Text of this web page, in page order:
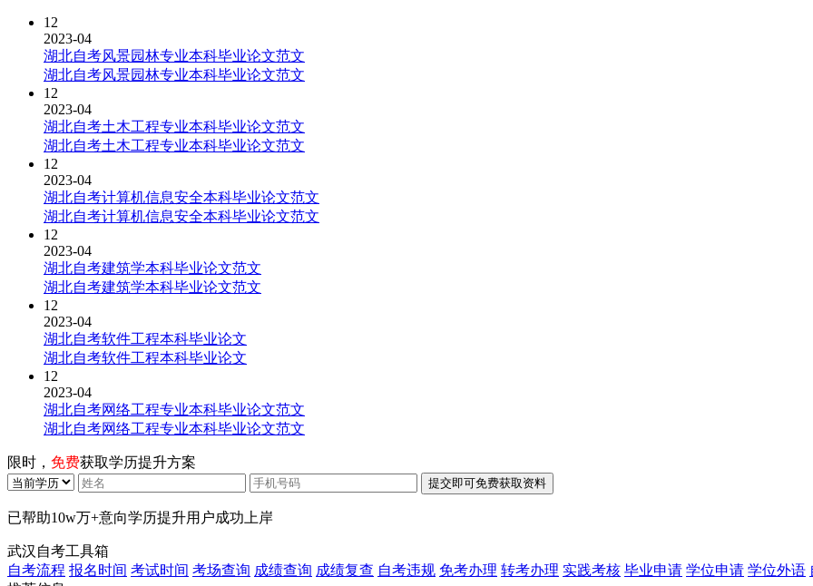
12
2023-04
湖北自考风景园林专业本科毕业论文范文
湖北自考风景园林专业本科毕业论文范文
12
2023-04
湖北自考土木工程专业本科毕业论文范文
湖北自考土木工程专业本科毕业论文范文
12
2023-04
湖北自考计算机信息安全本科毕业论文范文
湖北自考计算机信息安全本科毕业论文范文
12
2023-04
湖北自考建筑学本科毕业论文范文
湖北自考建筑学本科毕业论文范文
12
2023-04
湖北自考软件工程本科毕业论文
湖北自考软件工程本科毕业论文
12
2023-04
湖北自考网络工程专业本科毕业论文范文
湖北自考网络工程专业本科毕业论文范文
限时， 免费获取学历提升方案
已帮助10w万+意向学历提升用户成功上岸
武汉自考工具箱
自考流程 报名时间 考试时间 考场查询 成绩查询 成绩复查 自考违规 免考办理 转考办理 实践考核 毕业申请 学位申请 学位外语